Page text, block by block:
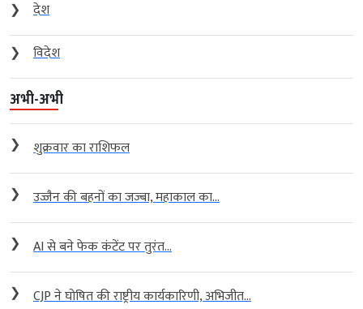
❯
देश
❯
विदेश
अभी-अभी
❯ शुक्रवार का राशिफल
❯ उज्जैन की बहनों का जज्बा, महाकाल का...
❯ AI से बने फेक कंटेंट पर तुरंत...
❯ CJP ने घोषित की राष्ट्रीय कार्यकारिणी, अभिजीत...